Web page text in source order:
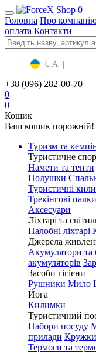
0
Головна Про
оплата Контакти
UA |
+38 (096) 282-00-70
0
0
Кошик
Ваш кошик порожній!
Туризм та
Туристичне
Намети та тенти
Подушки
Туристичні
Трекінгові палки
Аксесуари
Ліхтарі та
Налобні ліхтарі
Джерела
Акумулятори та
акумуляторів
Засоби гігієни
Рушники Мило
Йога
Килимки
Туристичний
Набори посуду
прилади
Термоси та